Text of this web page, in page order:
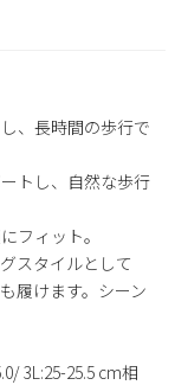
金
土
11
12
18
19
、長時間の歩行で
トし、自然な歩行
フィット。
スタイルとして
履けます。シーン
3L:25-25.5 cm相